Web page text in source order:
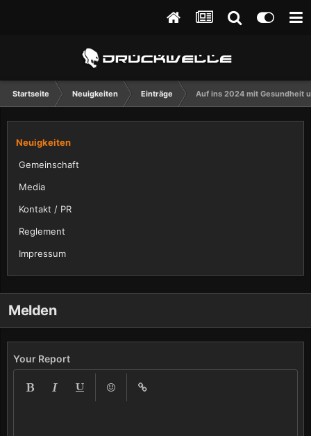
Startseite Neuigkeiten Einträge Auf ins 2024 mit Gesundheit
Neuigkeiten
Gemeinschaft
Media
Kontakt / PR
Reglement
Impressum
Melden
Your Report